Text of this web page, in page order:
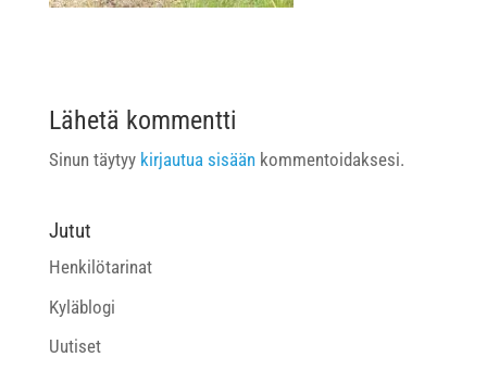
Lähetä kommentti
Sinun täytyy kirjautua sisäänkommentoidaksesi.
Jutut
Henkilötarinat
Kyläblogi
Uutiset